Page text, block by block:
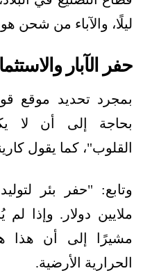
ليلًا، والآباء من شحن
حفر الآبار
بمجرد تحديد موقع
بحاجة إلى أن لا
القلوب"، كما يقول
ملايين دولار. وإذا
مشيرًا إلى أن هذا
الحرارية الأرضية.